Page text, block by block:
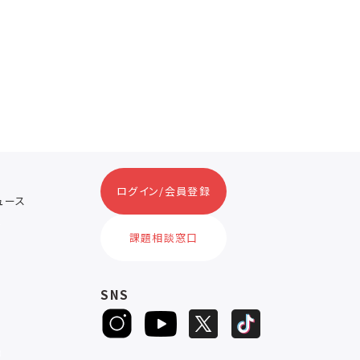
ス
ログイン/会員登録
課題相談窓口
SNS